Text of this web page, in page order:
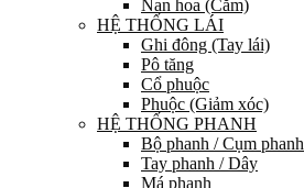
Nan hoa (Căm)
HỆ THỐNG LÁI
Ghi đông (Tay lái)
Pô tăng
Cổ phuộc
Phuộc (Giảm xóc)
HỆ THỐNG PHANH
Bộ phanh / Cụm phanh
Tay phanh / Dây
Má phanh